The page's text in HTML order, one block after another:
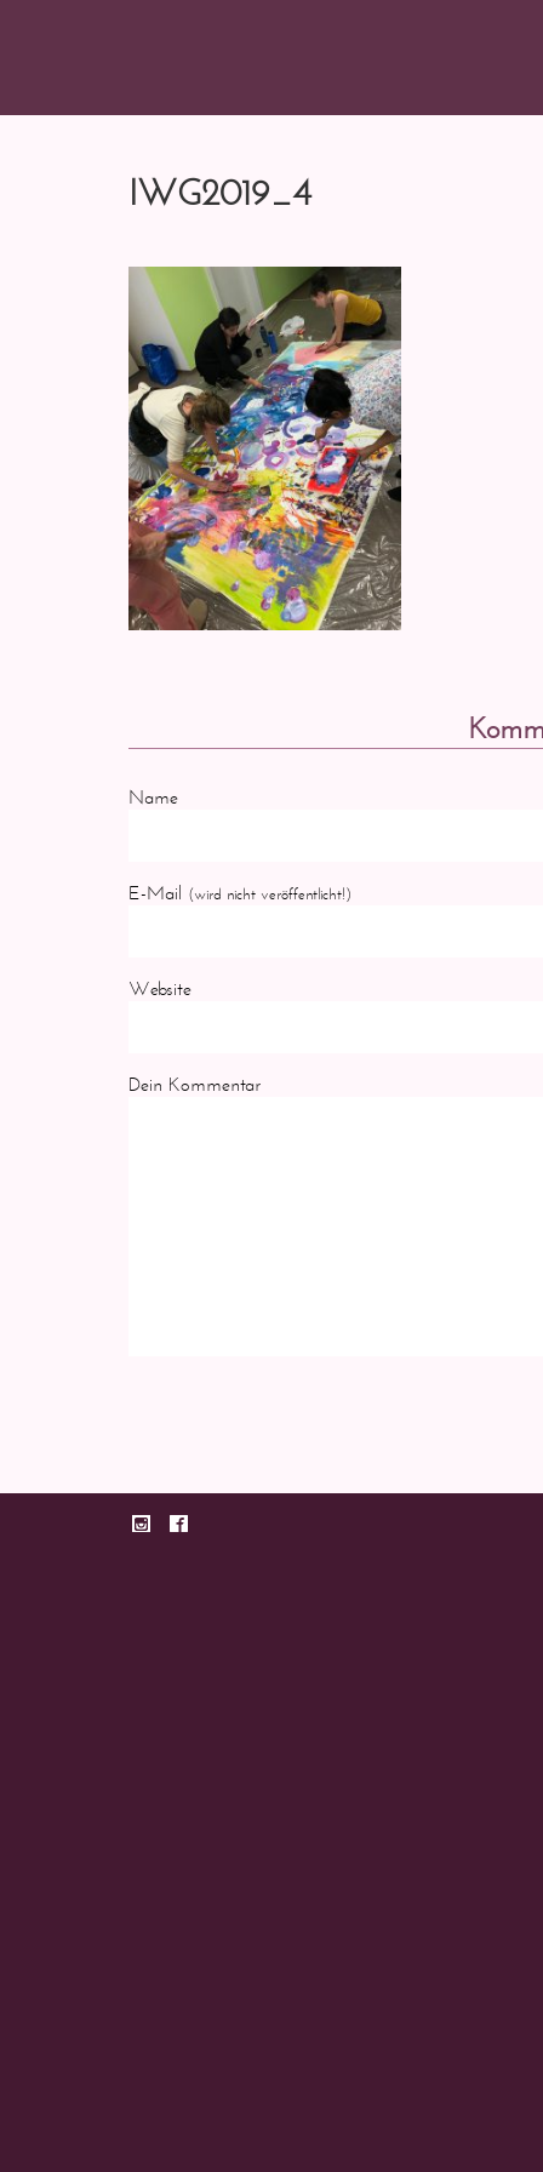
IWG2019_4
Name
E-Mail (wird nicht veröffentlicht!)
Website
Dein Kommentar